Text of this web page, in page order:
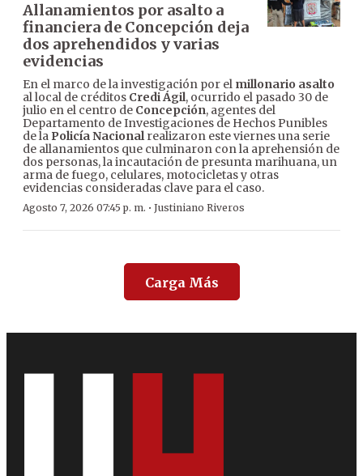
Allanamientos por asalto a
financiera de Concepción deja
dos aprehendidos y varias
evidencias
En el marco de la investigación por el millonario asalto
al local de créditos Credi Ágil, ocurrido el pasado 30 de
julio en el centro de Concepción, agentes del
Departamento de Investigaciones de Hechos Punibles
de la Policía Nacionalrealizaron este viernes una serie
de allanamientos que culminaron con la aprehensión de
dos personas, la incautación de presunta marihuana, un
arma de fuego, celulares, motocicletas y otras
evidencias consideradas clave para el caso.
Agosto 7, 2026 07:45 p. m. · Justiniano Riveros
Carga Más